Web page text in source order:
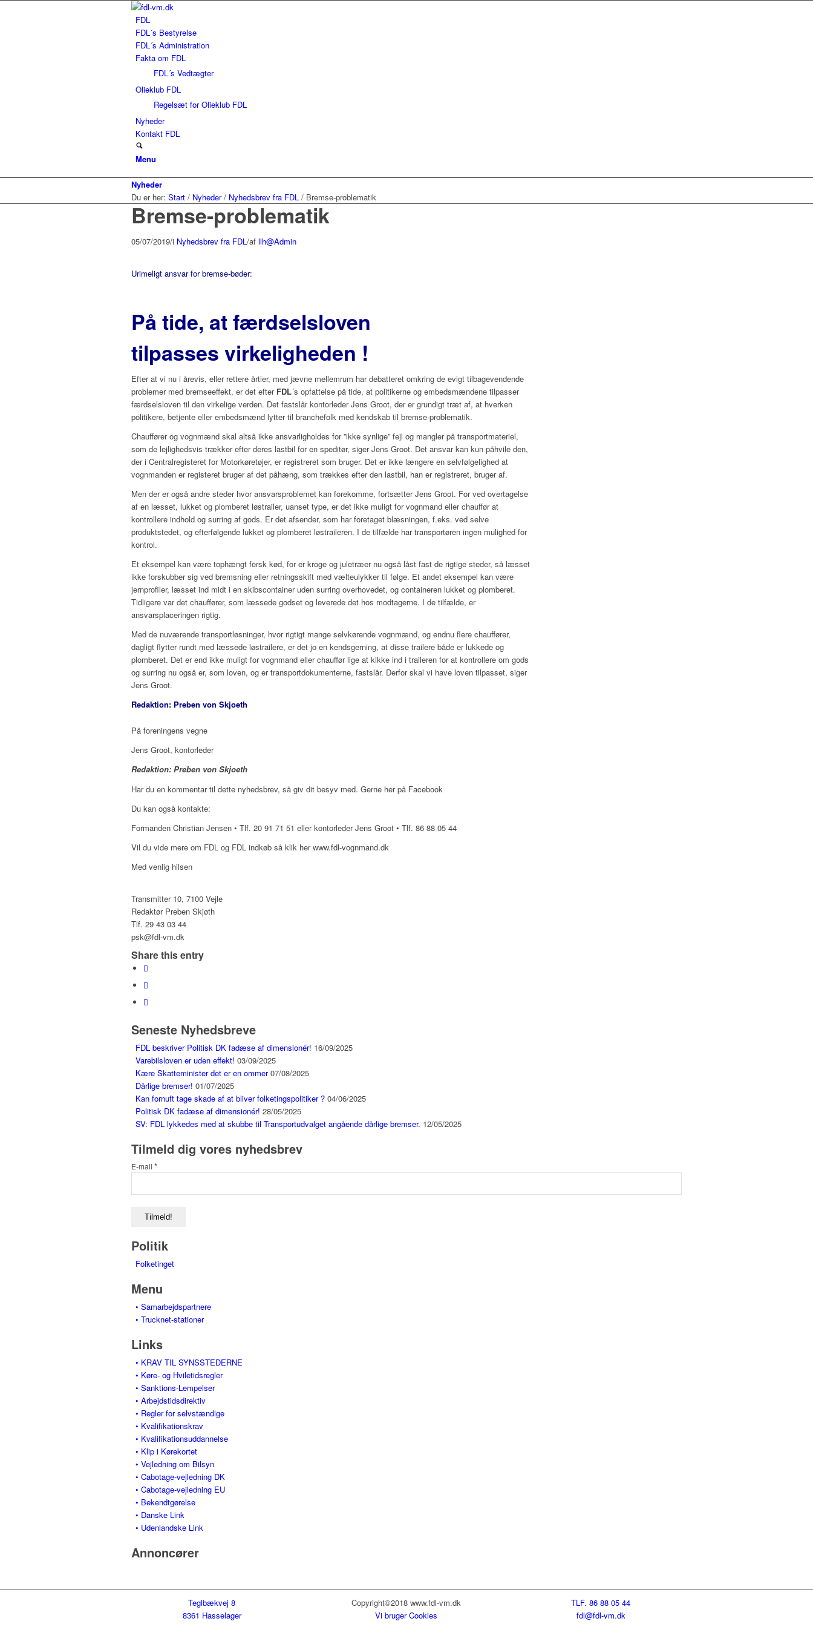
FDL
FDL´s Bestyrelse
FDL´s Administration
Fakta om FDL
FDL´s Vedtægter
Olieklub FDL
Regelsæt for Olieklub FDL
Nyheder
Kontakt FDL
Menu
Nyheder
Du er her: Start / Nyheder / Nyhedsbrev fra FDL / Bremse-problematik
Bremse-problematik
05/07/2019/i Nyhedsbrev fra FDL/af llh@Admin
Urimeligt ansvar for bremse-bøder:
På tide, at færdselsloven
tilpasses virkeligheden !
Efter at vi nu i årevis, eller rettere årtier, med jævne mellemrum har debatteret omkring de evigt tilbagevendende
problemer med bremseeffekt, er det efter FDL´s opfattelse på tide, at politikerne og embedsmændene tilpasser
færdselsloven til den virkelige verden. Det fastslår kontorleder Jens Groot, der er grundigt træt af, at hverken
politikere, betjente eller embedsmænd lytter til branchefolk med kendskab til bremse-problematik.
Chauffører og vognmænd skal altså ikke ansvarligholdes for ”ikke synlige” fejl og mangler på transportmateriel,
som de lejlighedsvis trækker efter deres lastbil for en speditør, siger Jens Groot. Det ansvar kan kun påhvile den,
der i Centralregisteret for Motorkøretøjer, er registreret som bruger. Det er ikke længere en selvfølgelighed at
vognmanden er registeret bruger af det påhæng, som trækkes efter den lastbil, han er registreret, bruger af.
Men der er også andre steder hvor ansvarsproblemet kan forekomme, fortsætter Jens Groot. For ved overtagelse
af en læsset, lukket og plomberet løstrailer, uanset type, er det ikke muligt for vognmand eller chauffør at
kontrollere indhold og surring af gods. Er det afsender, som har foretaget blæsningen, f.eks. ved selve
produktstedet, og efterfølgende lukket og plomberet løstraileren. I de tilfælde har transportøren ingen mulighed for
kontrol.
Et eksempel kan være tophængt fersk kød, for er kroge og juletræer nu også låst fast de rigtige steder, så læsset
ikke forskubber sig ved bremsning eller retningsskift med vælteulykker til følge. Et andet eksempel kan være
jernprofiler, læsset ind midt i en skibscontainer uden surring overhovedet, og containeren lukket og plomberet.
Tidligere var det chauffører, som læssede godset og leverede det hos modtagerne. I de tilfælde, er
ansvarsplaceringen rigtig.
Med de nuværende transportløsninger, hvor rigtigt mange selvkørende vognmænd, og endnu flere chauffører,
dagligt flytter rundt med læssede løstrailere, er det jo en kendsgerning, at disse trailere både er lukkede og
plomberet. Det er end ikke muligt for vognmand eller chauffør lige at kikke ind i traileren for at kontrollere om gods
og surring nu også er, som loven, og er transportdokumenterne, fastslår. Derfor skal vi have loven tilpasset, siger
Jens Groot.
Redaktion: Preben von Skjoeth
På foreningens vegne
Jens Groot, kontorleder
Redaktion: Preben von Skjoeth
Har du en kommentar til dette nyhedsbrev, så giv dit besyv med. Gerne her på Facebook
Du kan også kontakte:
Formanden Christian Jensen • Tlf. 20 91 71 51 eller kontorleder Jens Groot • Tlf. 86 88 05 44
Vil du vide mere om FDL og FDL indkøb så klik her www.fdl-vognmand.dk
Med venlig hilsen
Transmitter 10, 7100 Vejle
Redaktør Preben Skjøth
Tlf. 29 43 03 44
psk@fdl-vm.dk
Share this entry
Seneste Nyhedsbreve
FDL beskriver Politisk DK fadæse af dimensionér! 16/09/2025
Varebilsloven er uden effekt! 03/09/2025
Kære Skatteminister det er en ommer 07/08/2025
Dårlige bremser! 01/07/2025
Kan fornuft tage skade af at bliver folketingspolitiker ? 04/06/2025
Politisk DK fadæse af dimensionér! 28/05/2025
SV: FDL lykkedes med at skubbe til Transportudvalget angående dårlige bremser. 12/05/2025
Tilmeld dig vores nyhedsbrev
E-mail *
Politik
Folketinget
Menu
• Samarbejdspartnere
• Trucknet-stationer
Links
• KRAV TIL SYNSSTEDERNE
• Køre- og Hviletidsregler
• Sanktions-Lempelser
• Arbejdstidsdirektiv
• Regler for selvstændige
• Kvalifikationskrav
• Kvalifikationsuddannelse
• Klip i Kørekortet
• Vejledning om Bilsyn
• Cabotage-vejledning DK
• Cabotage-vejledning EU
• Bekendtgørelse
• Danske Link
• Udenlandske Link
Annoncører
Teglbækvej 8
8361 Hasselager
Copyright©2018 www.fdl-vm.dk
Vi bruger Cookies
TLF. 86 88 05 44
fdl@fdl-vm.dk